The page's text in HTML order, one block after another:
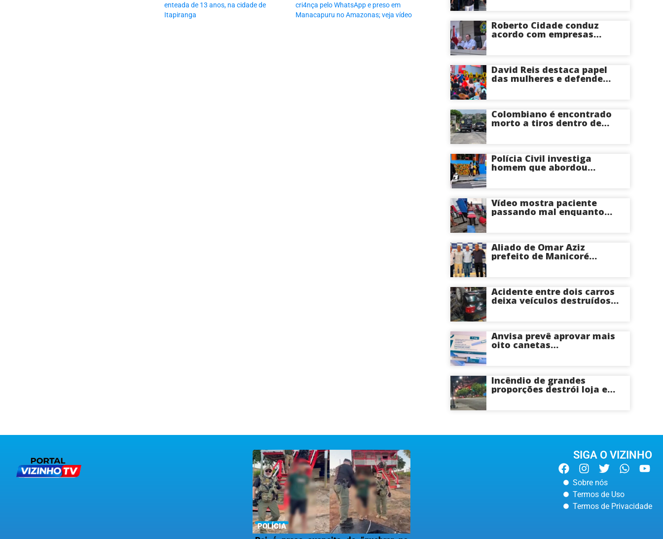
enteada de 13 anos, na cidade de
Itapiranga
cri4nça pelo WhatsApp e preso em
Manacapuru no Amazonas; veja vídeo
Roberto Cidade conduz
acordo com empresas
David Reis destaca papel
das mulheres e defende
Amazonas
Colombiano é encontrado
morto a tiros dentro de
Polícia Civil investiga
homem que abordou
Vídeo mostra paciente
passando mal enquanto
Aliado de Omar Aziz
prefeito de Manicoré
Acidente entre dois carros
deixa veículos destruídos
Anvisa prevê aprovar mais
oito canetas
Incêndio de grandes
proporções destrói loja e
POLÍCIA
SIGA O VIZINHO
Sobre nós
Termos de Uso
Termos de Privacidade